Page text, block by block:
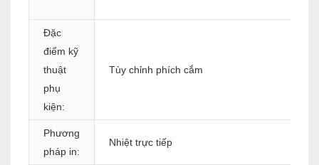
Đặc
điểm kỹ
thuật
phụ
kiện:
Tùy chỉnh phích cắm
Phương
pháp in:
Nhiệt trực tiếp